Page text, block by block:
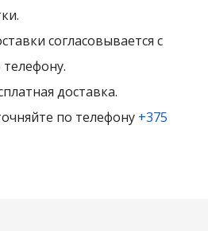
согласовывается с
доставка.
по телефону +375